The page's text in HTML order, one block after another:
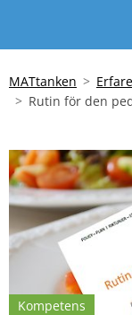
MATtanken
Rutin för den
Kompetens